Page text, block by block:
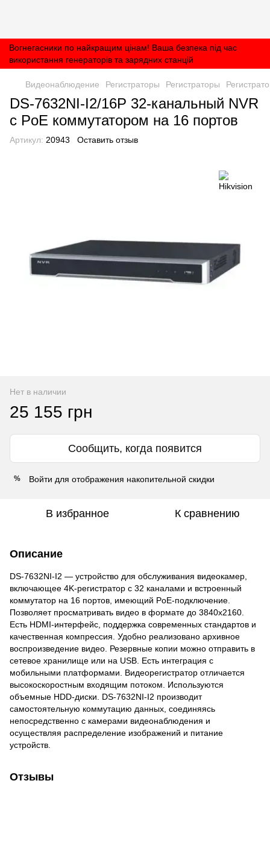
Вогнегасники по найкращим цінам! Ваша безпека під час
використання генераторів та зарядних станцій
Видеонаблюдение Регистраторы Регистраторы
DS-7632NI-I2/16P 32-канальный NVR
c PoE коммутатором на 16 портов
Артикул: 20943 Оставить отзыв
Нет в наличии
25 155 грн
Сообщить, когда появится
% Войти для отображения накопительной скидки
В избранное К сравнению
Описание
DS-7632NI-I2 — устройство для обслуживания видеокамер,
включающее 4K-регистратор с 32 каналами и встроенный
коммутатор на 16 портов, имеющий PoE-подключение.
Позволяет просматривать видео в формате до 3840x2160.
Есть HDMI-интерфейс, поддержка современных стандартов и
качественная компрессия. Удобно реализовано архивное
воспроизведение видео. Резервные копии можно отправить в
сетевое хранилище или на USB. Есть интеграция с
мобильными платформами. Видеорегистратор отличается
высокоскоростным входящим потоком. Используются
объемные HDD-диски. DS-7632NI-I2 производит
самостоятельную коммутацию данных, соединяясь
непосредственно с камерами видеонаблюдения и
осуществляя распределение изображений и питание
устройств.
Отзывы